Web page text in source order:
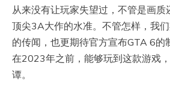
从来没有让玩家失望过，不管是画质
顶尖3A大作的水准。不管怎样，我
的传闻，也更期待官方宣布GTA 6的
在2023年之前，能够玩到这款游戏
谭。